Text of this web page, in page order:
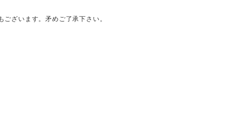
ざいます。矛めご了承下さい。